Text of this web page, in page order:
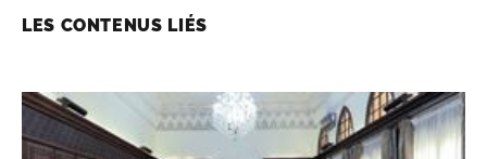
LES CONTENUS LIÉS